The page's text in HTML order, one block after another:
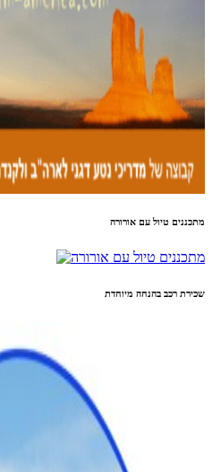
מתכננים טיול עם אורורה
שכירת רכב בהנחה מיוחדת